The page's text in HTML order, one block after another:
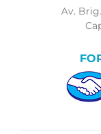
Av.